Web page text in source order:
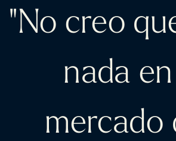
"No creo
nada
mercado